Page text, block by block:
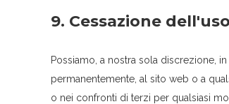
9. Cessazione dell'uso
Possiamo, a nostra sola discrezione,
permanentemente, al sito web o a
o nei confronti di terzi per qualsiasi